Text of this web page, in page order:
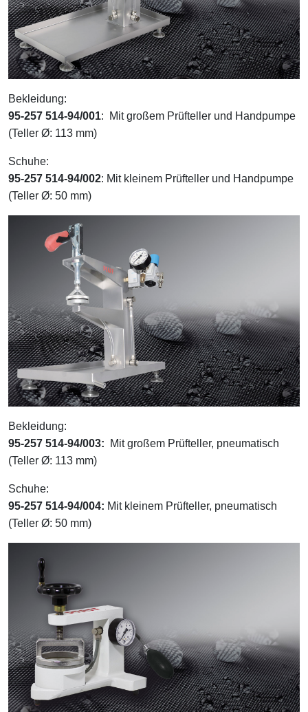
Bekleidung:
95-257 514-94/001: Mit großem Prüfteller und Handpumpe
(Teller Ø: 113 mm)
Schuhe:
95-257 514-94/002: Mit kleinem Prüfteller und Handpumpe
(Teller Ø: 50 mm)
Bekleidung:
95-257 514-94/003: Mit großem Prüfteller, pneumatisch
(Teller Ø: 113 mm)
Schuhe:
95-257 514-94/004: Mit kleinem Prüfteller, pneumatisch
(Teller Ø: 50 mm)